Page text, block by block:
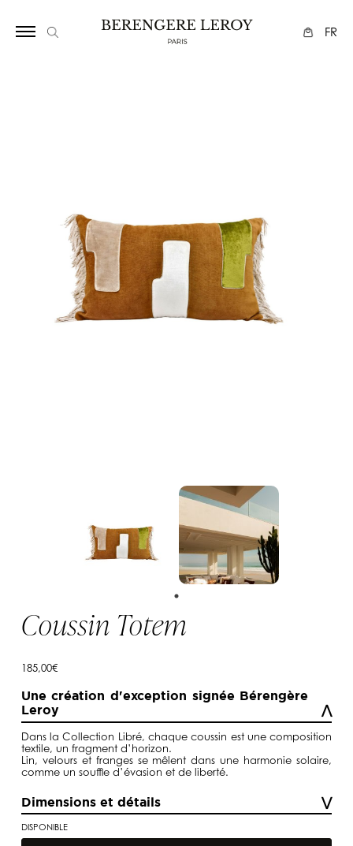
FR
Coussin Totem
185,00€
Une création d'exception signée Bérengère
Leroy
Dans laCollection Libré, chaque coussin est une composition
textile, un fragment d’horizon.
Lin, velours et franges se mêlent dans une harmonie solaire,
comme un souffle d’évasion et de liberté.
Dimensions et détails
DISPONIBLE
quantité